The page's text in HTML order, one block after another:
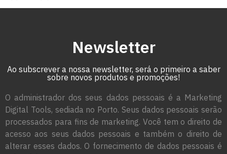
Newsletter
Ao subscrever a nossa newsletter, será o primeiro a saber
sobre novos produtos e promoções!
O administrador dos seus dados pessoais é a Marketing
Digital Tools, sediada no Porto. Seus dados pessoais serão
processados para fins de marketing. Você tem o direito de
acesso aos seus dados pessoais e também o direito de
alterar esses dados. O fornecimento de dados pessoais é